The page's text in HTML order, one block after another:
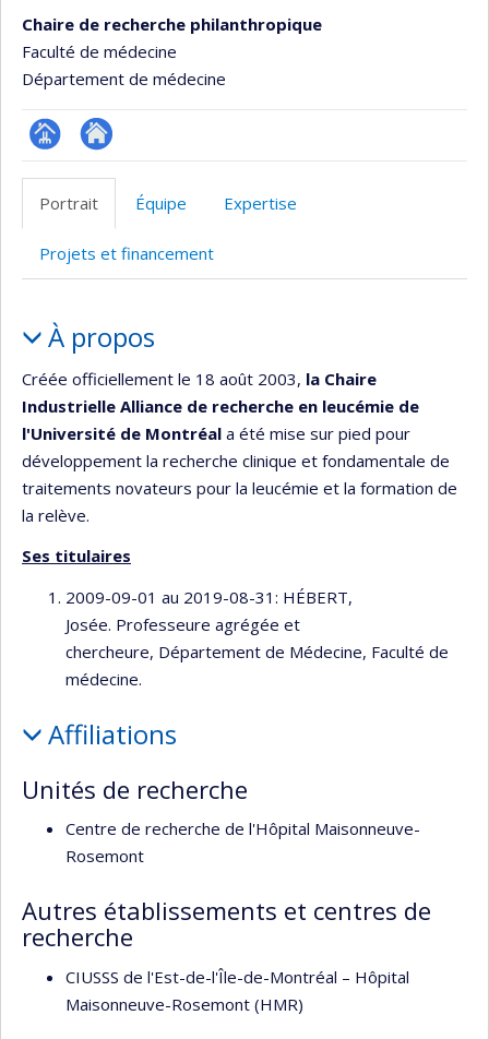
Chaire de recherche philanthropique
Faculté de médecine
Département de médecine
Page
(départementale,
école)
Site
l’unité
de
Portrait Équipe Expertise
Projets et financement
Portrait
À propos
Créée officiellement le 18 août 2003, la Chaire
Industrielle Alliance de recherche en leucémie de
l'Université de Montréal a été mise sur pied pour
développement la recherche clinique et fondamentale de
traitements novateurs pour la leucémie et la formation de
la relève.
Ses titulaires
2009-09-01 au 2019-08-31: HÉBERT,
Josée. Professeure agrégée et
chercheure, Département de Médecine, Faculté de
médecine.
Affiliations
Unités de recherche
Centre de recherche de l'Hôpital Maisonneuve-
Rosemont
Autres établissements et centres de
recherche
CIUSSS de l'Est-de-l'Île-de-Montréal – Hôpital
Maisonneuve-Rosemont (HMR)